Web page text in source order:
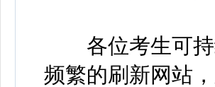
各位考生可
频繁的刷新网站